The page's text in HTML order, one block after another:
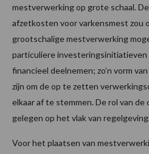
mestverwerking op grote schaal.
afzetkosten voor varkensmest zou
grootschalige mestverwerking
particuliere investeringsinitiatieven
financieel deelnemen; zo’n vorm
zijn om de op te zetten
elkaar af te stemmen. De rol van de
gelegen op het vlak van regelgeving.
Voor het plaatsen van